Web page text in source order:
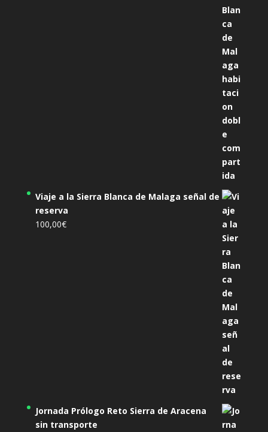
Viaje a la Sierra Blanca de Malaga señal de
reserva
100,00€
Jornada Prólogo Reto Sierra de Aracena
sin transporte